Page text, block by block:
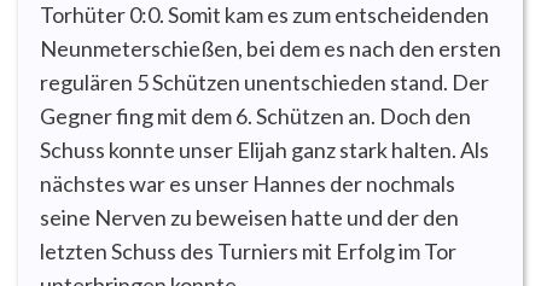
Torhüter 0:0. Somit kam es zum entscheidenden
Neunmeterschießen, bei dem es nach den ersten
regulären 5 Schützen unentschieden stand. Der
Gegner fing mit dem 6. Schützen an. Doch den
Schuss konnte unser Elijah ganz stark halten. Als
nächstes war es unser Hannes der nochmals
seine Nerven zu beweisen hatte und der den
letzten Schuss des Turniers mit Erfolg im Tor